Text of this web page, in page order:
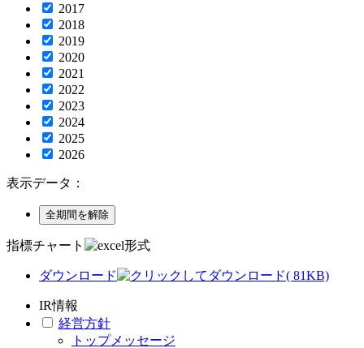
2017
2018
2019
2020
2021
2022
2023
2024
2025
2026
表示データ：
指標チャート
ダウンロード ( 81KB)
IR情報
経営方針
トップメッセージ